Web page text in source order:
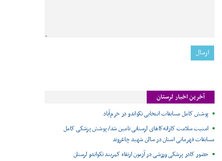
آخرین اخبار لرستان
پوشش کامل مسابقات انتخابی تکواندو در خرم‌آباد
امنیت سلامت کاراته‌کاهای لرستانی تامین شد/ پوشش پزشکی کامل
مسابقات قهرمانی استان در سالن شهید چاغروند
حضور کادر پزشکی ورزشی در آزمون ارتقاء کمربند تکواندو لرستان